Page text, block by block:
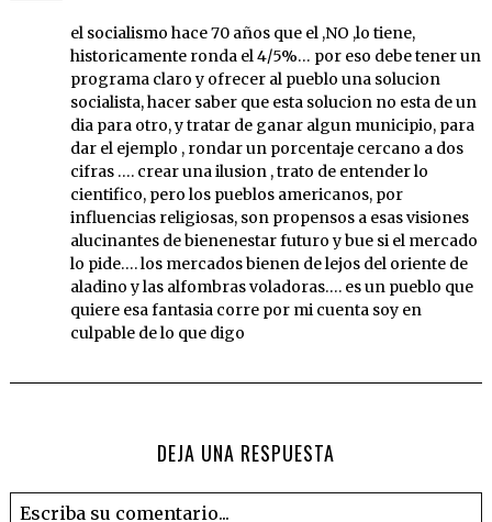
el socialismo hace 70 años que el ,NO ,lo tiene,
historicamente ronda el 4/5%… por eso debe tener un
programa claro y ofrecer al pueblo una solucion
socialista, hacer saber que esta solucion no esta de un
dia para otro, y tratar de ganar algun municipio, para
dar el ejemplo , rondar un porcentaje cercano a dos
cifras …. crear una ilusion , trato de entender lo
cientifico, pero los pueblos americanos, por
influencias religiosas, son propensos a esas visiones
alucinantes de bienenestar futuro y bue si el mercado
lo pide…. los mercados bienen de lejos del oriente de
aladino y las alfombras voladoras…. es un pueblo que
quiere esa fantasia corre por mi cuenta soy en
culpable de lo que digo
DEJA UNA RESPUESTA